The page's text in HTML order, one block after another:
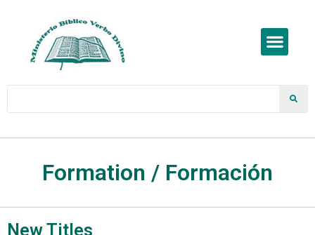
Formation / Formación
New Titles